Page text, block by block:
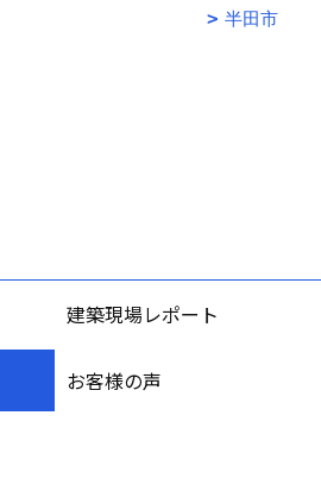
半田市
建築現場レポート
お客様の声